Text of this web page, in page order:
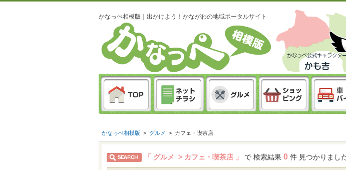
かなっぺ相模版｜出かけよう！かながわの地域ポータルサイト
かなっぺ相模版 > グルメ > カフェ・喫茶店
「 グルメ > カフェ・喫茶店 」 で 検索結果 0 件 見つかりました